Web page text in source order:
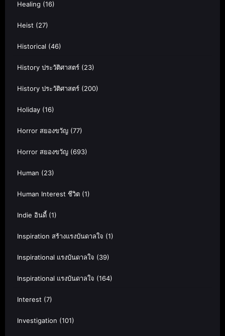
Healing (16)
Heist (27)
Historical (46)
History ประวัติศาสตร์ (23)
History ประวัติศาสตร์ (200)
Holiday (16)
Horror สยองขวัญ (77)
Horror สยองขวัญ (693)
Human (23)
Human Interest ชีวิต (1)
Indie อินดี้ (1)
Inspiration สร้างแรงบันดาลใจ (1)
Inspirational แรงบันดาลใจ (39)
Inspirational แรงบันดาลใจ (164)
Interest (7)
Investigation (101)